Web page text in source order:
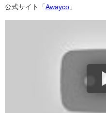
公式サイト「 Awayco 」